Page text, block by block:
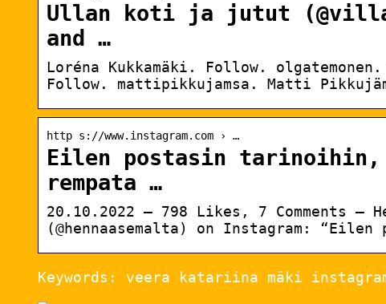
Ullan koti ja jutut
and …
Loréna Kukkamäki. Follow.
Follow. mattipikkujamsa. Matti
http s://www.instagram.com › …
Eilen postasin
rempata …
20.10.2022 — 798 Likes, 7 Comments –
(@hennaasemalta) on Instagram:
Keywords: veera katariina mäki